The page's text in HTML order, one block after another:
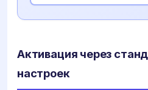
Активация через
настроек